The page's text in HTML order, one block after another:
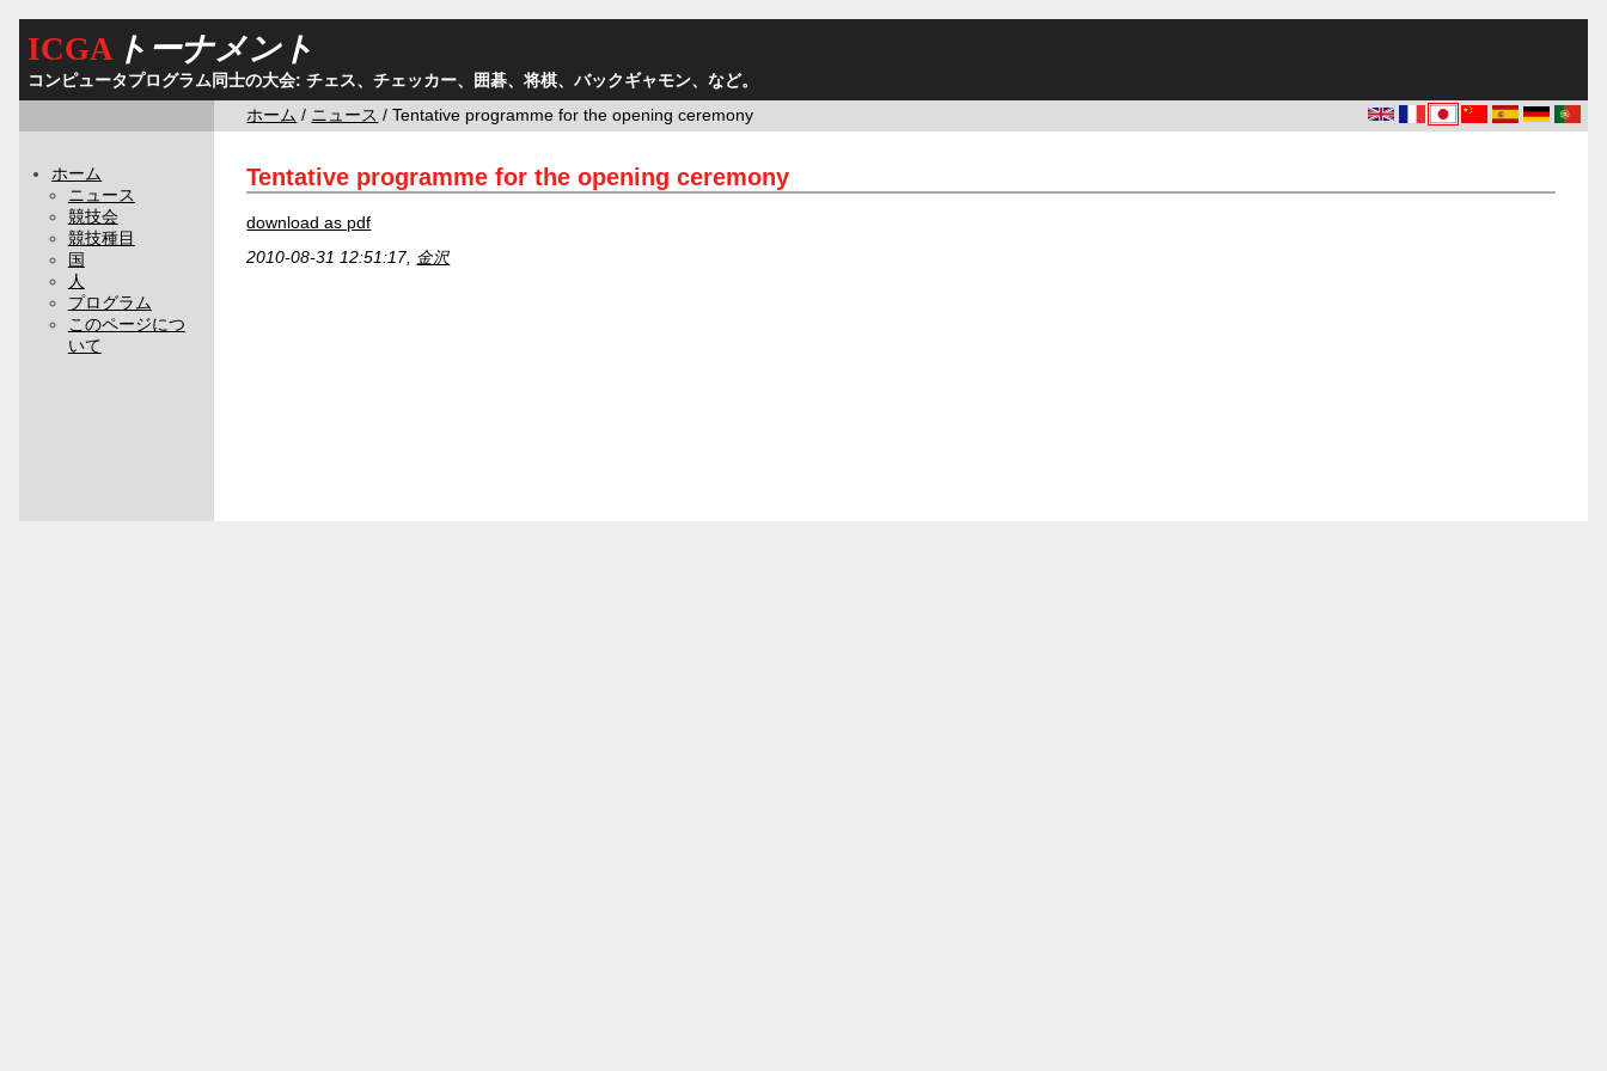
ICGAトーナメント
コンピュータプログラム同士の大会: チェス、チェッカー、囲碁、将棋、バックギャモン、など。
ホーム / ニュース / Tentative programme for the opening ceremony
ホーム
ニュース
競技会
競技種目
国
人
プログラム
このページにつ
いて
Tentative programme for the opening ceremony
download as pdf
2010-08-31 12:51:17, 金沢